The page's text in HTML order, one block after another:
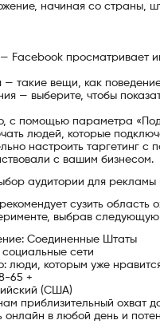
начиная со страны,
Facebook просматривает
— такие вещи, как
— выберите, чтобы
с помощью параметра
людей, которые
настроить таргетинг
с вашим бизнесом.
аудитории для рекламы
сузить
выбрав
Соединенные Штаты
сети
люди, которым уже
65 +
(США)
приблизительный охват
онлайн в любой день и